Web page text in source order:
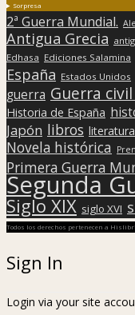
Sorpresa
2ª Guerra Mundial.
Antigua Grecia
Edhasa Ediciones Salamina
España Estados Unidos
guerra Guerra
Historia de España
Japón libros literatura
Novela histórica
Primera Guerra
Segunda
Siglo XIX siglo XVI
Todos los derechos pertenecen a
Sign In
Login via your site